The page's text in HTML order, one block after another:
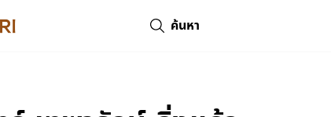
ค้นหา